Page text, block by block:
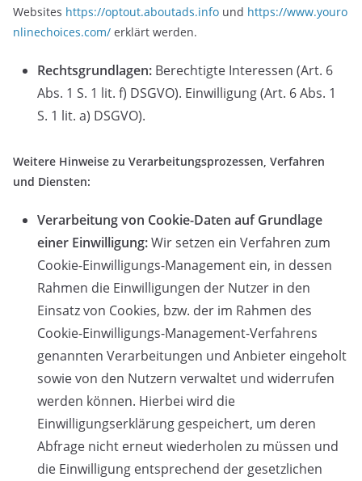
Websites https://optout.aboutads.info und https://www.youro
nlinechoices.com/ erklärt werden.
Rechtsgrundlagen: Berechtigte Interessen (Art. 6
Abs. 1 S. 1 lit. f) DSGVO). Einwilligung (Art. 6 Abs. 1
S. 1 lit. a) DSGVO).
Weitere Hinweise zu Verarbeitungsprozessen, Verfahren
und Diensten:
Verarbeitung von Cookie-Daten auf Grundlage
einer Einwilligung:Wir setzen ein Verfahren zum
Cookie-Einwilligungs-Management ein, in dessen
Rahmen die Einwilligungen der Nutzer in den
Einsatz von Cookies, bzw. der im Rahmen des
Cookie-Einwilligungs-Management-Verfahrens
genannten Verarbeitungen und Anbieter eingeholt
sowie von den Nutzern verwaltet und widerrufen
werden können. Hierbei wird die
Einwilligungserklärung gespeichert, um deren
Abfrage nicht erneut wiederholen zu müssen und
die Einwilligung entsprechend der gesetzlichen